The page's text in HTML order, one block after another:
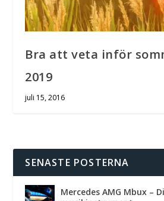
Bra att veta inför
2019
juli 15, 2016
SENASTE POSTERNA
Mercedes AMG Mbux –